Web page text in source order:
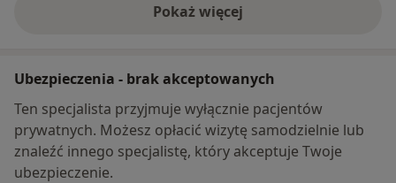
Pokaż więcej
o adresie
Ubezpieczenia - brak akceptowanych
Ten specjalista przyjmuje wyłącznie pacjentów
prywatnych. Możesz opłacić wizytę samodzielnie lub
znaleźć innego specjalistę, który akceptuje Twoje
ubezpieczenie.